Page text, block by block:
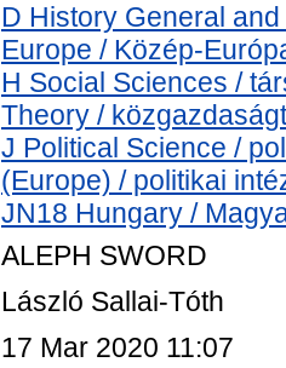
D History General
Europe / Közép-
H Social Sciences /
Theory /
J Political Science /
(Europe) / politikai
JN18 Hungary /
ALEPH SWORD
László Sallai-Tóth
17 Mar 2020 11:07